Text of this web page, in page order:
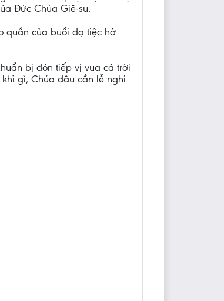
Đức Chúa Giê-su.
quần của buổi dạ tiệc hở
bị đón tiếp vị vua cả trời
gì, Chúa đâu cần lễ nghi